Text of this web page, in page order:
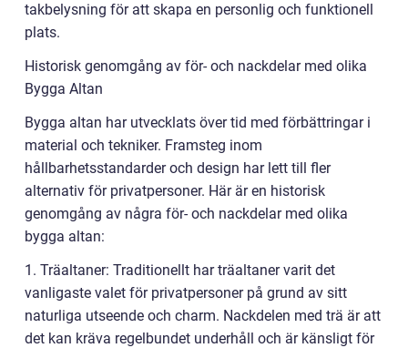
takbelysning för att skapa en personlig och funktionell
plats.
Historisk genomgång av för- och nackdelar med olika
Bygga Altan
Bygga altan har utvecklats över tid med förbättringar i
material och tekniker. Framsteg inom
hållbarhetsstandarder och design har lett till fler
alternativ för privatpersoner. Här är en historisk
genomgång av några för- och nackdelar med olika
bygga altan:
1. Träaltaner: Traditionellt har träaltaner varit det
vanligaste valet för privatpersoner på grund av sitt
naturliga utseende och charm. Nackdelen med trä är att
det kan kräva regelbundet underhåll och är känsligt för